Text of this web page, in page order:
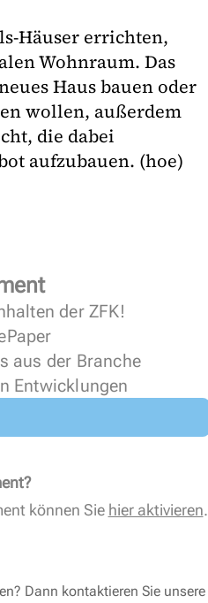
Häuser errichten,
Wohnraum. Das
Haus bauen oder
wollen, außerdem
die dabei
aufzubauen. (hoe)
der ZFK!
aus der Branche
Entwicklungen
können Sie hier aktivieren.
Dann kontaktieren Sie unsere